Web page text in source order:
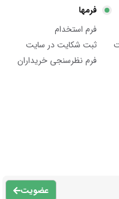
فرمها
فرم استخدام
ثبت شکایت در سایت
فرم نظرسنجی خریداران
عضویت